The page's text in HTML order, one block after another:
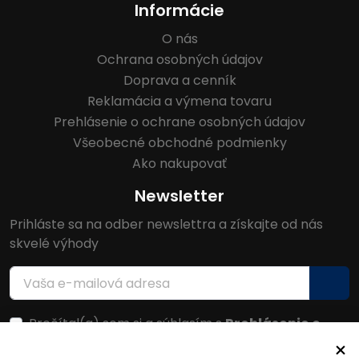
Informácie
O nás
Ochrana osobných údajov
Doprava a cenník
Reklamácia a výmena tovaru
Prehlásenie o ochrane osobných údajov
Všeobecné obchodné podmienky
Ako nakupovať
Newsletter
Prihláste sa na odber newslettra a získajte od nás
skvelé výhody
Prečítal(a) som si a súhlasím sPrehlásenie o